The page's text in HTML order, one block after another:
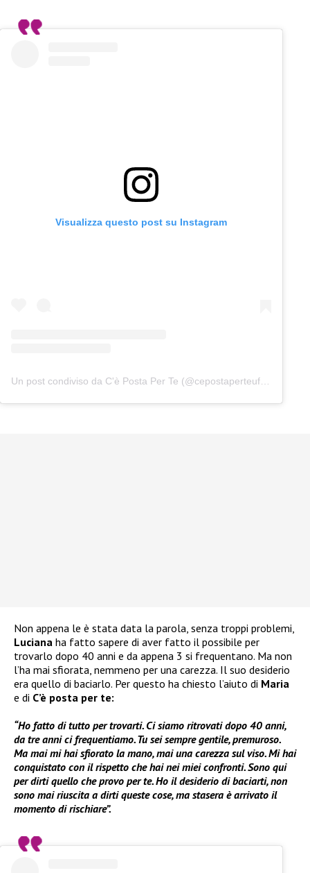
Visualizza questo post su Instagram
Non appena le è stata data la parola, senza troppi problemi,
Luciana ha fatto sapere di aver fatto il possibile per
trovarlo dopo 40 anni e da appena 3 si frequentano. Ma non
l’ha mai sfiorata, nemmeno per una carezza. Il suo desiderio
era quello di baciarlo. Per questo ha chiesto l’aiuto di Maria
e di C’è posta per te:
“Ho fatto di tutto per trovarti. Ci siamo ritrovati dopo 40 anni,
da tre anni ci frequentiamo. Tu sei sempre gentile, premuroso.
Ma mai mi hai sfiorato la mano, mai una carezza sul viso. Mi hai
conquistato con il rispetto che hai nei miei confronti. Sono qui
per dirti quello che provo per te. Ho il desiderio di baciarti, non
sono mai riuscita a dirti queste cose, ma stasera è arrivato il
momento di rischiare”.